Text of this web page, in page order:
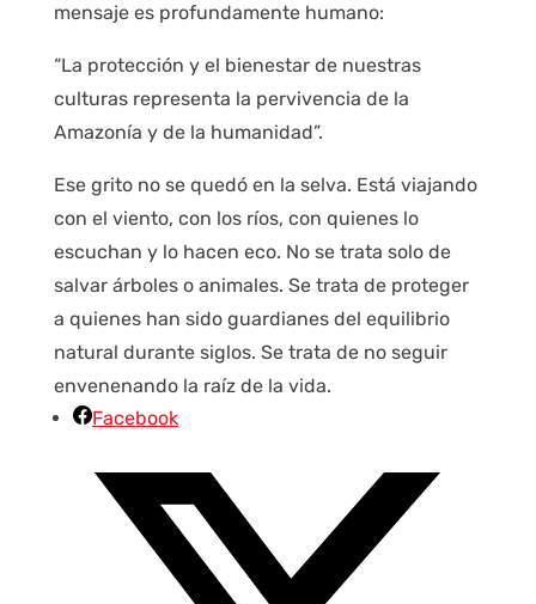
mensaje es profundamente humano:
“La protección y el bienestar de nuestras
culturas representa la pervivencia de la
Amazonía y de la humanidad”.
Ese grito no se quedó en la selva. Está viajando
con el viento, con los ríos, con quienes lo
escuchan y lo hacen eco. No se trata solo de
salvar árboles o animales. Se trata de proteger
a quienes han sido guardianes del equilibrio
natural durante siglos. Se trata de no seguir
envenenando la raíz de la vida.
Facebook